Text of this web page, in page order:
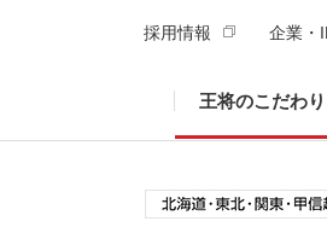
採用情報 企業・
王将のこだわり